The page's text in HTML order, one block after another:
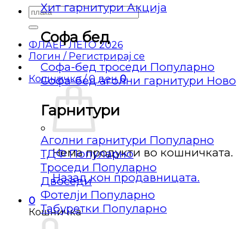
Барај
за:
ФЛАЕР ЛЕТО 2026
Логин / Регистрирај се
Кошничка /0 ден 0
Нема продукти во кошничката.
Назад кон продавницата.
0
Кошничка
Хит гарнитури
Софа бед
Софа-бед троседи
Софа-бед аголни гарнитури
Гарнитури
Аголни гарнитури
ТДФ
Троседи
Двоседи
Фотелји
Табуретки